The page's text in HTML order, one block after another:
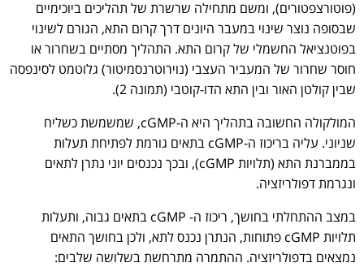
(פוטורצפטורים), ומשם מתחילה שרשרת של תהליכים ביוכימיים
שבסופה נוצר שינוי במעבר היונים דרך קרום התא, הגורם לשינוי
בפוטנציאל החשמלי של קרום התא. התהליך מסתיים בשחרור או
חוסר שחרור של המעביר העצבי (נוירוטרנסמיטור) גלוטמט לסינפסה
שבין קולטן האור ובין התא הדו-קוטבי (תמונה 2).
המולקולה החשובה בתהליך היא ה-cGMP, שמשמשת כשליח
שניוני. עליה בריכוז ה-cGMP בתאים גורמת לפתיחת תעלות
בממברנת התא (תלויות cGMP), ובכך נכנסים יוני נתרן לתאים
ונגרמת דפולריזציה.
במצב ההתחלתי בחושך, ריכוז ה- cGMP בתאים גבוה, ותעלות
תלויות cGMP פתוחות, הנתרן נכנס לתא, ולכן בחושך התאים
נמצאים בדפולריזציה. ההתמרה מתרחשת בשלושה שלבים: